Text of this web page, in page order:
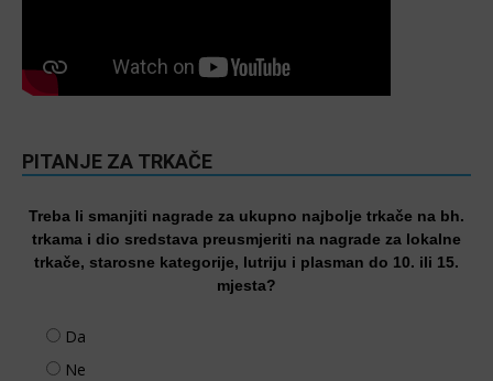
PITANJE ZA TRKAČE
Treba li smanjiti nagrade za ukupno najbolje trkače na bh.
trkama i dio sredstava preusmjeriti na nagrade za lokalne
trkače, starosne kategorije, lutriju i plasman do 10. ili 15.
mjesta?
Da
Ne